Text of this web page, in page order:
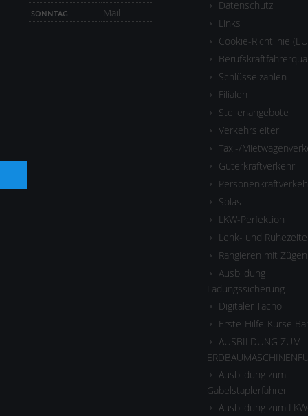
SONNTAG Mail
Datenschutz
Links
Cookie-Richtlinie
Schlüsselzahlen
Filialen
Stellenangebote
Verkehrsleiter
Taxi-/
Güterkraftverkehr
Solas
LKW-Perfektion
Lenk- und
Rangieren mit Zügen
Ausbildung
Ladungssicherung
Digitaler Tacho
Erste-Hilfe-Kurse
AUSBILDUNG ZUM
Ausbildung zum
Gabelstaplerfahrer
Ausbildung zum